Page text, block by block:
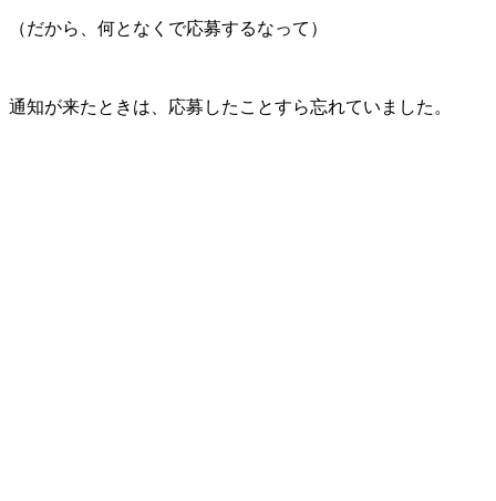
（だから、何となくで応募するなって）
通知が来たときは、応募したことすら忘れていました。